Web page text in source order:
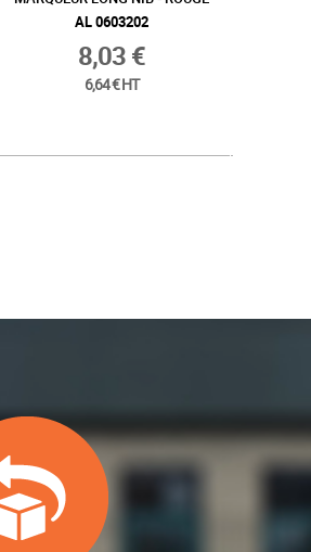
AL 0603202
8,03 €
6,64 € HT